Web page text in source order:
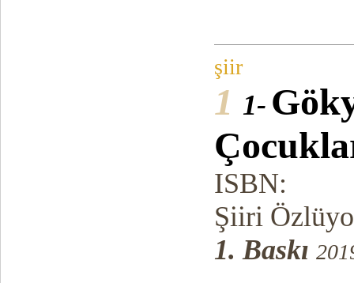
şiir
1 1-
ISBN:
Şiiri
1. Baskı